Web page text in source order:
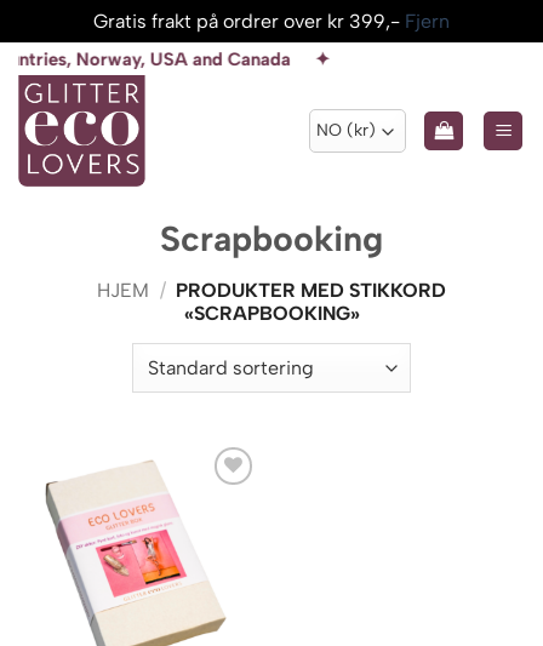
Gratis frakt på ordrer over kr 399,- Fjern
Skip
content
USA and Canada ✦
Scrapbooking
HJEM / PRODUKTER MED STIKKORD
«SCRAPBOOKING»